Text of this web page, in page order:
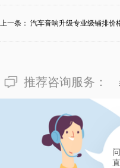
上一条： 汽车音响升级专业级铺排价
推荐咨询服务：